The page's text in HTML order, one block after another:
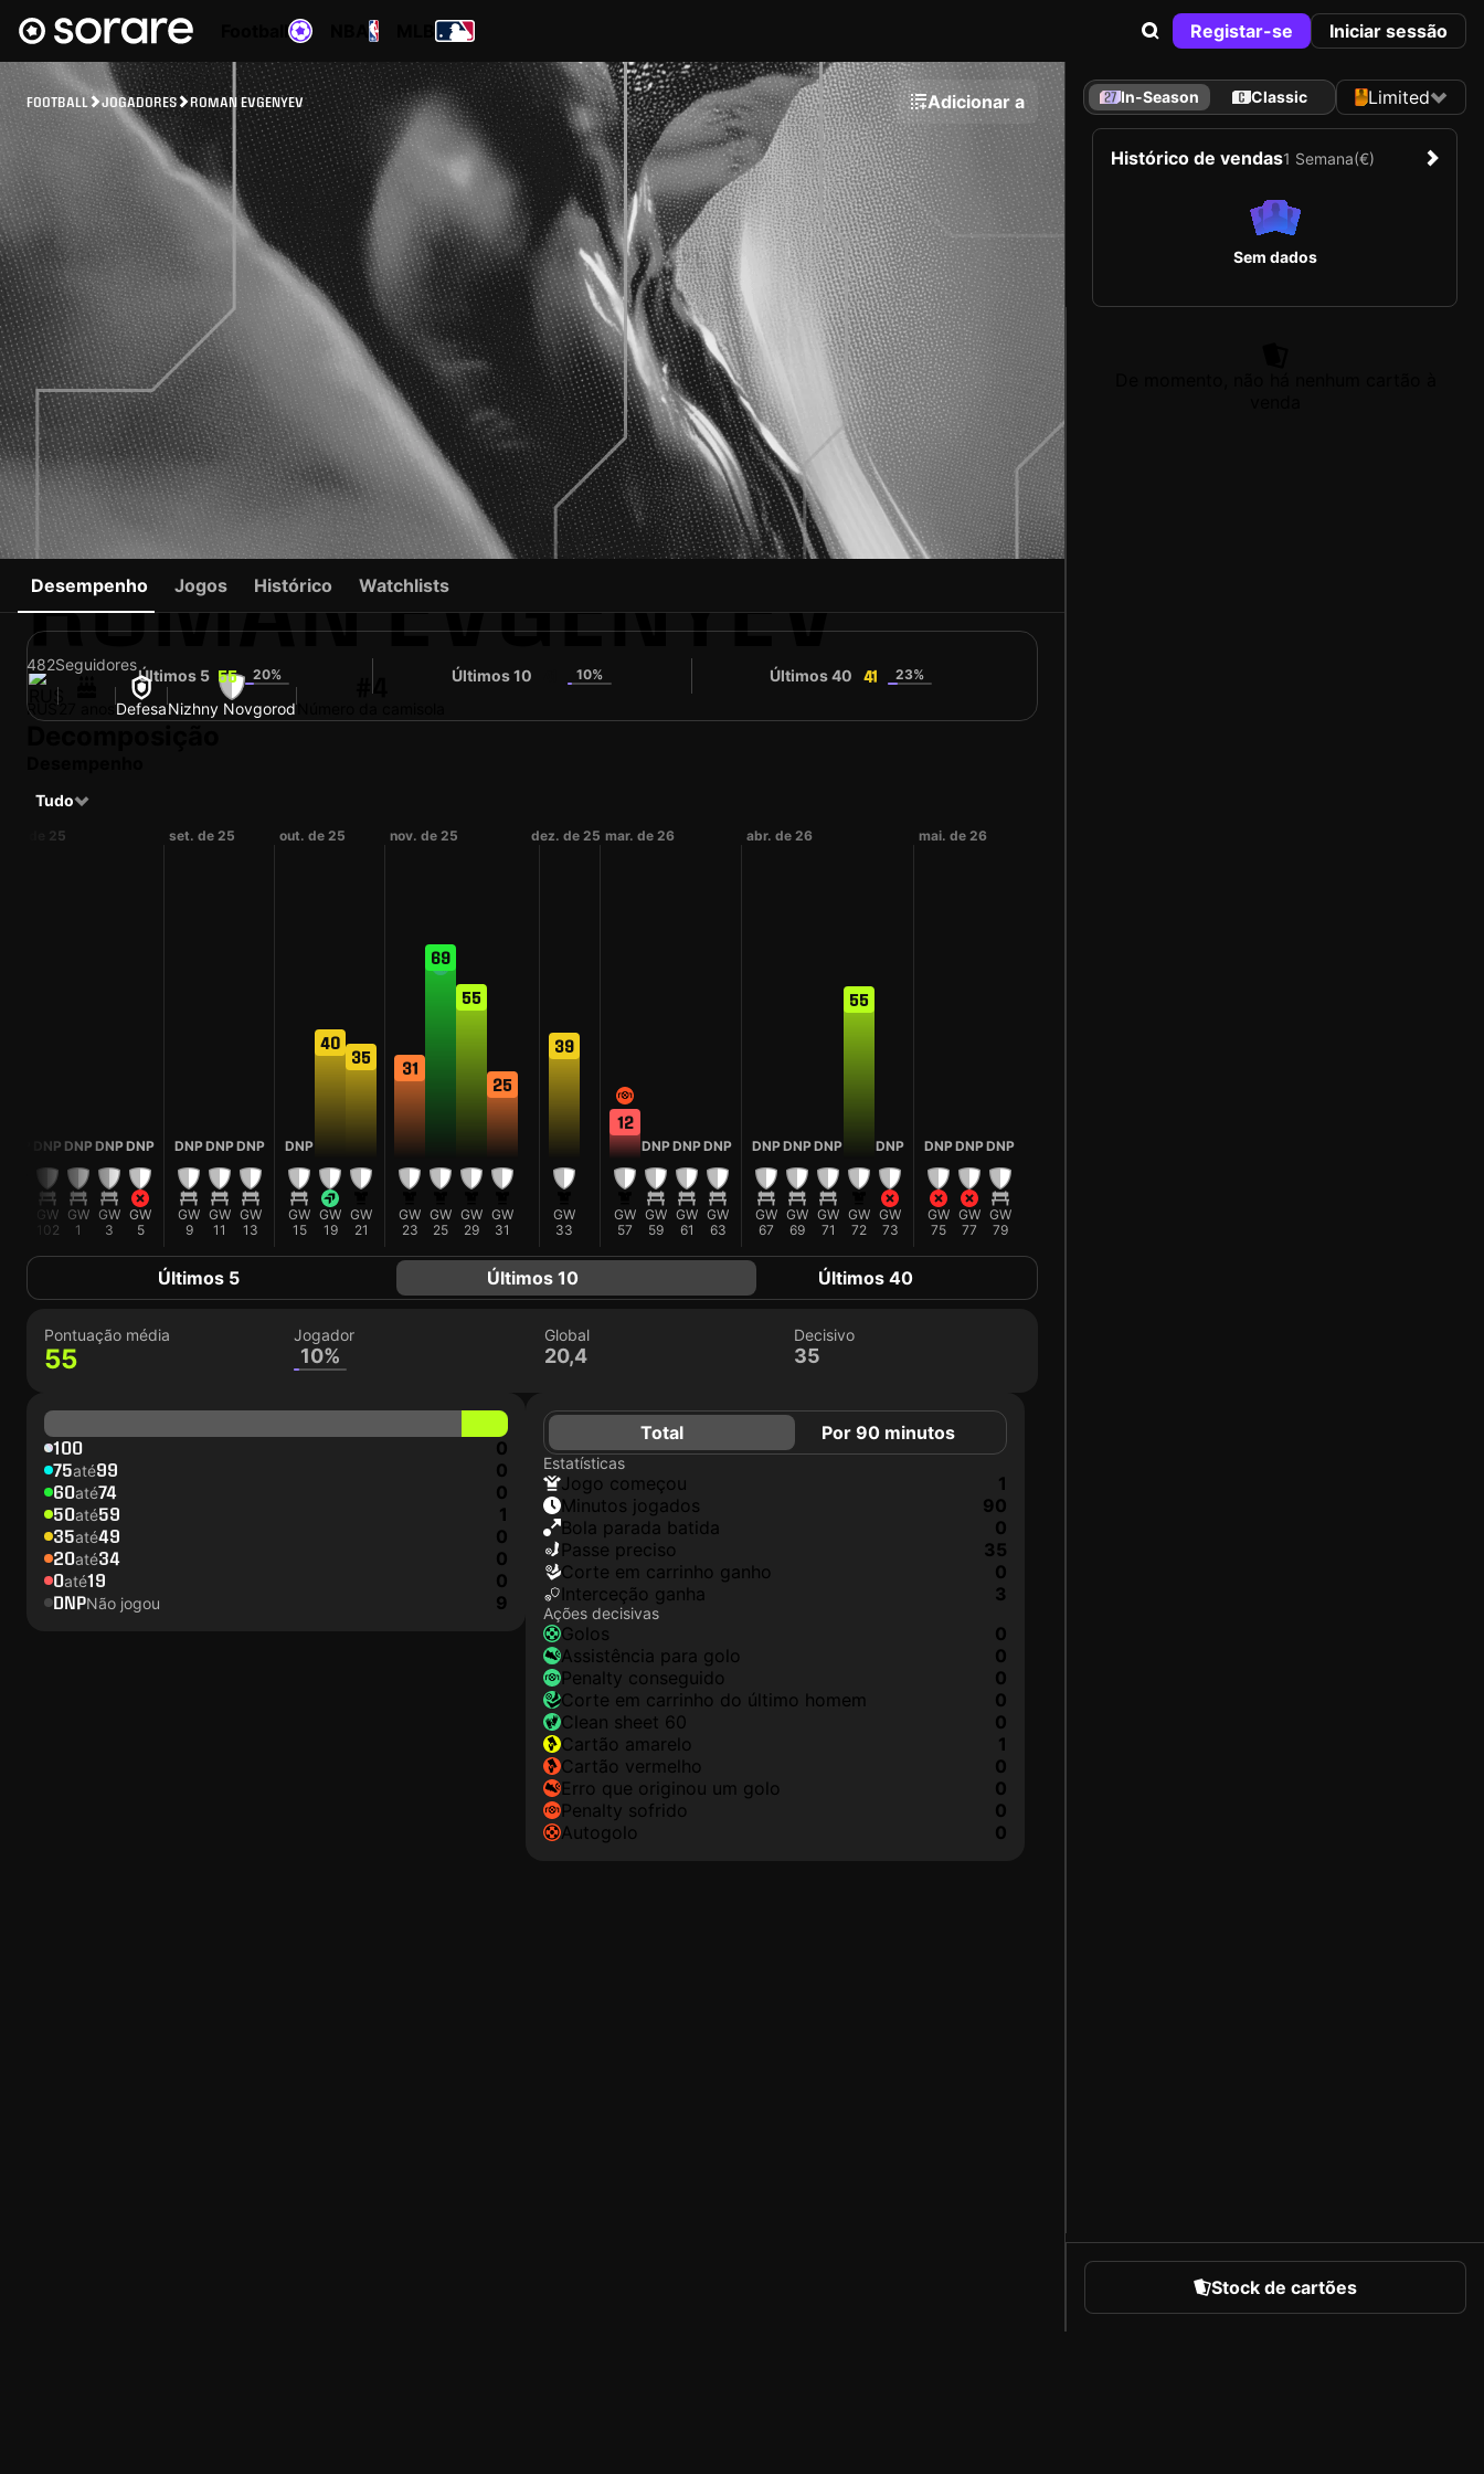
Registar-se Iniciar sessão
FOOTBALL JOGADORES ROMAN EVGENYEV Adicionar a
ROMAN EVGENYEV
482Seguidores
RUS DefesaNizhny Novgorod
#4
Desempenho Jogos Histórico Watchlists
Últimos 5 55 20% Últimos 10 10% Últimos 40 41 23%
Tudo
de 25
DNP
GW
102
DNP
GW
1
DNP
GW
3
DNP
GW
5
set. de 25
DNP
GW
9
DNP
GW
11
DNP
GW
13
out. de 25
DNP
GW
15
40
GW
19
35
GW
21
nov. de 25
31
GW
23
69
GW
25
55
GW
29
25
GW
31
dez. de 25
39
GW
33
mar. de 26
12
GW
57
DNP
GW
59
DNP
GW
61
DNP
GW
63
abr. de 26
DNP
GW
67
DNP
GW
69
DNP
GW
71
55
GW
72
DNP
GW
73
mai. de 26
DNP
GW
75
DNP
GW
77
DNP
GW
79
Últimos 5 Últimos 10 Últimos 40
Pontuação média
55
Jogador
10%
Global
20,4
Decisivo
35
100 0
75até99 0
60até74 0
50até59 1
35até49 0
20até34 0
0até19 0
DNPNão jogou 9
Total Por 90 minutos
Estatísticas
jogo começou
1
minutos jogados
90
Bola parada batida
0
passe preciso
35
corte em carrinho ganho
0
interceção ganha
3
Ações decisivas
golos
0
assistência para golo
0
penalty conseguido
0
corte em carrinho do último homem
0
clean sheet 60
0
cartão amarelo
1
cartão vermelho
0
erro que originou um golo
0
penalty sofrido
0
autogolo
0
In-Season Classic Limited
Histórico de vendas1 Semana(€)
Sem dados
Stock de cartões